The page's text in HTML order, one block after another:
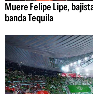
Muere Felipe Lipe,
banda Tequila